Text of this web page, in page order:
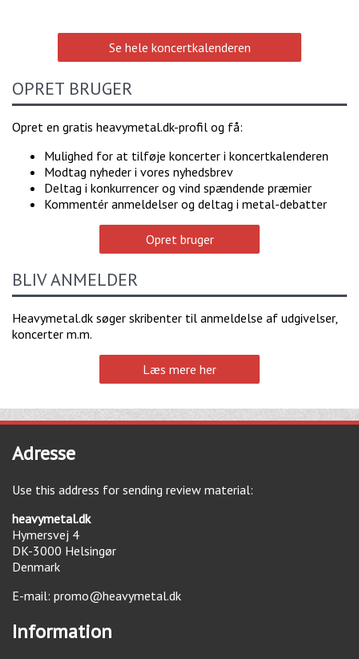
Se hele koncertkalenderen
OPRET BRUGER
Opret en gratis heavymetal.dk-profil og få:
Mulighed for at tilføje koncerter i koncertkalenderen
Modtag nyheder i vores nyhedsbrev
Deltag i konkurrencer og vind spændende præmier
Kommentér anmeldelser og deltag i metal-debatter
Opret bruger
BLIV ANMELDER
Heavymetal.dk søger skribenter til anmeldelse af udgivelser,
koncerter m.m.
Læs mere her
Adresse
Use this address for sending review material:
heavymetal.dk
Hymersvej 4
DK-3000 Helsingør
Denmark
E-mail: promo@heavymetal.dk
Information